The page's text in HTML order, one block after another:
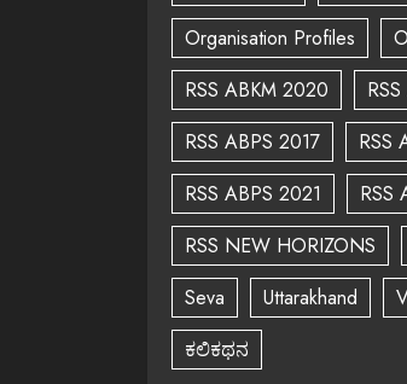
Organisation Profiles
RSS ABKM 2020
RSS ABPS 2017
RSS
RSS ABPS 2021
RSS
RSS NEW HORIZONS
Seva
Uttarakhand
ಕಲಿಕಥನ